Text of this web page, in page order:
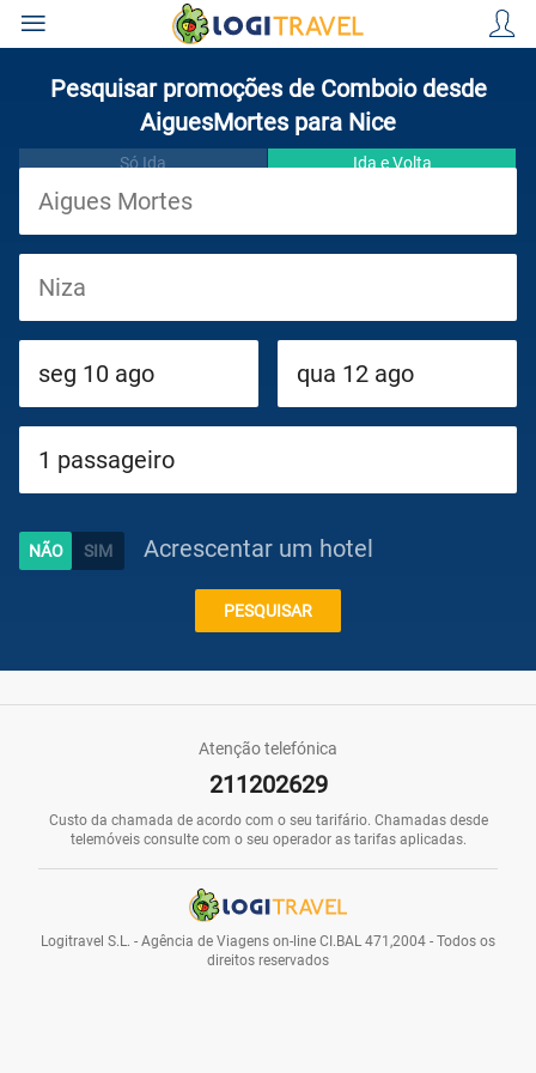
Viagens
Cruzeiros
Circuitos
Caraíbas
Pesquisar promoções de Comboio desde
AiguesMortes para Nice
Só Ida Ida e Volta
Acrescentar um hotel
PESQUISAR
Atenção telefónica
211202629
Custo da chamada de acordo com o seu tarifário. Chamadas desde
telemóveis consulte com o seu operador as tarifas aplicadas.
Logitravel S.L. - Agência de Viagens on-line CI.BAL 471,2004 - Todos os
direitos reservados